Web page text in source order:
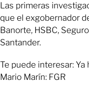
Las primeras
que el exgobernador
Banorte, HSBC,
Santander.
Te puede interesar:
Mario Marín: FGR